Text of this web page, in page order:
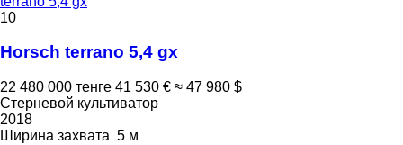
10
Horsch terrano 5,4 gx
22 480 000 тенге 41 530 € ≈ 47 980 $
Стерневой культиватор
2018
Ширина захвата 5 м